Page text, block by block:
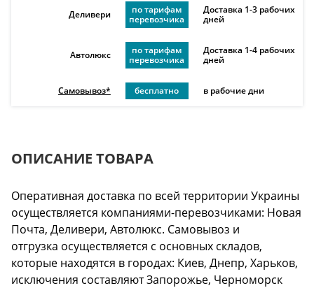
Деливери
по тарифам
перевозчика
Доставка 1-3 рабочих
дней
Автолюкс
по тарифам
перевозчика
Доставка 1-4 рабочих
дней
Самовывоз* бесплатно в рабочие дни
ОПИСАНИЕ ТОВАРА
Оперативная доставка по всей территории Украины
осуществляется компаниями-перевозчиками: Новая
Почта, Деливери, Автолюкс. Самовывоз и
отгрузка осуществляется с основных складов,
которые находятся в городах: Киев, Днепр, Харьков,
исключения составляют Запорожье, Черноморск